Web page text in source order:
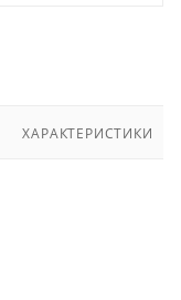
ХАРАКТЕРИСТИКИ